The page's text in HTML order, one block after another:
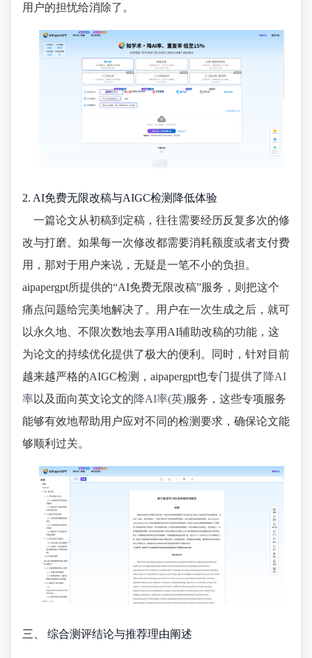
用户的担忧给消除了。
2. AI免费无限改稿与AIGC检测降低体验
一篇论文从初稿到定稿，往往需要经历反复多次的修
改与打磨。如果每一次修改都需要消耗额度或者支付费
用，那对于用户来说，无疑是一笔不小的负担。
aipapergpt所提供的“AI免费无限改稿”服务，则把这个
痛点问题给完美地解决了。用户在一次生成之后，就可
以永久地、不限次数地去享用AI辅助改稿的功能，这
为论文的持续优化提供了极大的便利。同时，针对目前
越来越严格的AIGC检测，aipapergpt也专门提供了 降AI
率以及面向英文论文的降AI率(英)服务，这些专项服务
能够有效地帮助用户应对不同的检测要求，确保论文能
够顺利过关。
三、 综合测评结论与推荐理由阐述